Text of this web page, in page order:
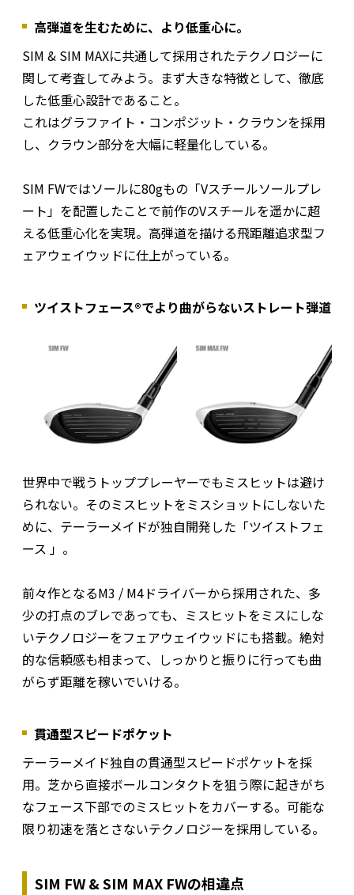
高弾道を生むために、より低重心に。
SIM & SIM MAXに共通して採用されたテクノロジーに
関して考査してみよう。まず大きな特徴として、徹底
した低重心設計であること。
これはグラファイト・コンポジット・クラウンを採用
し、クラウン部分を大幅に軽量化している。
SIM FWではソールに80gもの「Vスチールソールプレ
ート」を配置したことで前作のVスチールを遥かに超
える低重心化を実現。高弾道を描ける飛距離追求型フ
ェアウェイウッドに仕上がっている。
ツイストフェース®でより曲がらないストレート弾道
世界中で戦うトッププレーヤーでもミスヒットは避け
られない。そのミスヒットをミスショットにしないた
めに、テーラーメイドが独自開発した「ツイストフェ
ース 」。
前々作となるM3 / M4ドライバーから採用された、多
少の打点のブレであっても、ミスヒットをミスにしな
いテクノロジーをフェアウェイウッドにも搭載。絶対
的な信頼感も相まって、しっかりと振りに行っても曲
がらず距離を稼いでいける。
貫通型スピードポケット
テーラーメイド独自の貫通型スピードポケットを採
用。芝から直接ボールコンタクトを狙う際に起きがち
なフェース下部でのミスヒットをカバーする。可能な
限り初速を落とさないテクノロジーを採用している。
SIM FW & SIM MAX FWの相違点